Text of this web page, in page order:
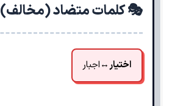
🎭 کلمات متضاد (مخالف)
اختیار↔اجبار